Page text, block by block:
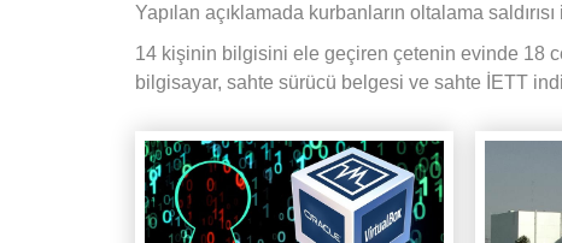
Yapılan açıklamada kurbanların oltalama
14 kişinin bilgisini ele geçiren çetenin evinde 18
bilgisayar, sahte sürücü belgesi ve sahte İETT